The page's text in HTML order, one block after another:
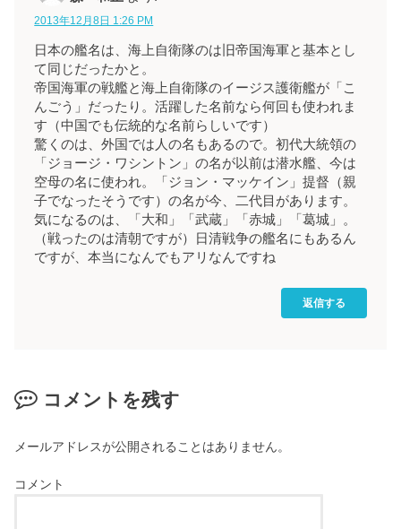
2013年12月8日 1:26 PM
日本の艦名は、海上自衛隊のは旧帝国海軍と基本とし
て同じだったかと。
帝国海軍の戦艦と海上自衛隊のイージス護衛艦が「こ
んごう」だったり。活躍した名前なら何回も使われま
す（中国でも伝統的な名前らしいです）
驚くのは、外国では人の名もあるので。初代大統領の
「ジョージ・ワシントン」の名が以前は潜水艦、今は
空母の名に使われ。「ジョン・マッケイン」提督（親
子でなったそうです）の名が今、二代目があります。
気になるのは、「大和」「武蔵」「赤城」「葛城」。
（戦ったのは清朝ですが）日清戦争の艦名にもあるん
ですが、本当になんでもアリなんですね
返信する
コメントを残す
メールアドレスが公開されることはありません。
コメント